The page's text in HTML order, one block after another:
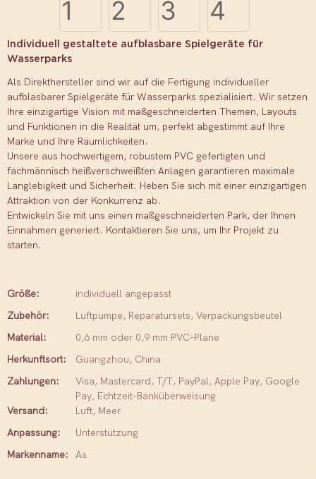
Individuell gestaltete aufblasbare Spielgeräte für
Wasserparks
Als Direkthersteller sind wir auf die Fertigung individueller
aufblasbarer Spielgeräte für Wasserparks spezialisiert. Wir setzen
Ihre einzigartige Vision mit maßgeschneiderten Themen, Layouts
und Funktionen in die Realität um, perfekt abgestimmt auf Ihre
Marke und Ihre Räumlichkeiten.
Unsere aus hochwertigem, robustem PVC gefertigten und
fachmännisch heißverschweißten Anlagen garantieren maximale
Langlebigkeit und Sicherheit. Heben Sie sich mit einer einzigartigen
Attraktion von der Konkurrenz ab.
Entwickeln Sie mit uns einen maßgeschneiderten Park, der Ihnen
Einnahmen generiert. Kontaktieren Sie uns, um Ihr Projekt zu
starten.
Größe:
individuell angepasst
Zubehör:
Luftpumpe, Reparatursets, Verpackungsbeutel
Material:
0,6 mm oder 0,9 mm PVC-Plane
Herkunftsort:
Guangzhou, China
Zahlungen:
Visa, Mastercard, T/T, PayPal, Apple Pay, Google
Pay, Echtzeit-Banküberweisung
Versand:
Luft, Meer
Anpassung:
Unterstützung
Markenname:
As